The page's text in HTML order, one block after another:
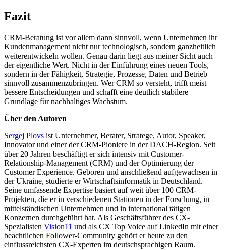
Fazit
CRM-Beratung ist vor allem dann sinnvoll, wenn Unternehmen ihr
Kundenmanagement nicht nur technologisch, sondern ganzheitlich
weiterentwickeln wollen. Genau darin liegt aus meiner Sicht auch
der eigentliche Wert. Nicht in der Einführung eines neuen Tools,
sondern in der Fähigkeit, Strategie, Prozesse, Daten und Betrieb
sinnvoll zusammenzubringen. Wer CRM so versteht, trifft meist
bessere Entscheidungen und schafft eine deutlich stabilere
Grundlage für nachhaltiges Wachstum.
Über den Autoren
Sergej Plovs ist Unternehmer, Berater, Stratege, Autor, Speaker,
Innovator und einer der CRM-Pioniere in der DACH-Region. Seit
über 20 Jahren beschäftigt er sich intensiv mit Customer-
Relationship-Management (CRM) und der Optimierung der
Customer Experience. Geboren und anschließend aufgewachsen in
der Ukraine, studierte er Wirtschaftsinformatik in Deutschland.
Seine umfassende Expertise basiert auf weit über 100 CRM-
Projekten, die er in verschiedenen Stationen in der Forschung, in
mittelständischen Unternehmen und in international tätigen
Konzernen durchgeführt hat. Als Geschäftsführer des CX-
Spezialisten Vision11 und als CX Top Voice auf LinkedIn mit einer
beachtlichen Follower-Community gehört er heute zu den
einflussreichsten CX-Experten im deutschsprachigen Raum.